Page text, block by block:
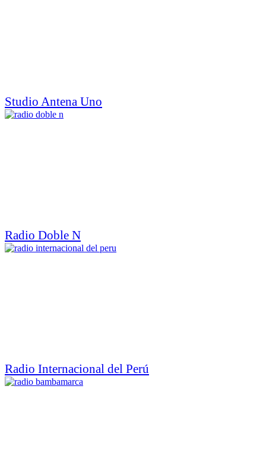
Studio Antena Uno
Radio Doble N
Radio Internacional del Perú